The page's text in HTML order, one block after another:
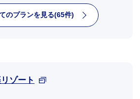
のプランを見る(65件)
ゾート